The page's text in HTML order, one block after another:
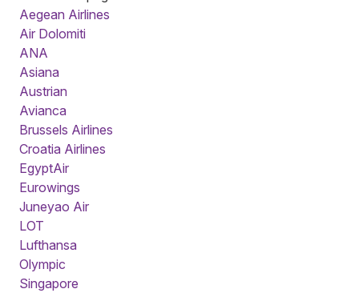
Aegean Airlines
Air Dolomiti
ANA
Asiana
Austrian
Avianca
Brussels Airlines
Croatia Airlines
EgyptAir
Eurowings
Juneyao Air
LOT
Lufthansa
Olympic
Singapore